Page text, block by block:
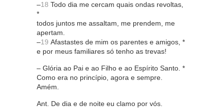
–18 Todo dia me cercam quais ondas revoltas,
*
todos juntos me assaltam, me prendem, me
apertam.
–19 Afastastes de mim os parentes e amigos, *
e por meus familiares só tenho as trevas!
– Glória ao Pai e ao Filho e ao Espírito Santo. *
Como era no princípio, agora e sempre.
Amém.
Ant. De dia e de noite eu clamo por vós.